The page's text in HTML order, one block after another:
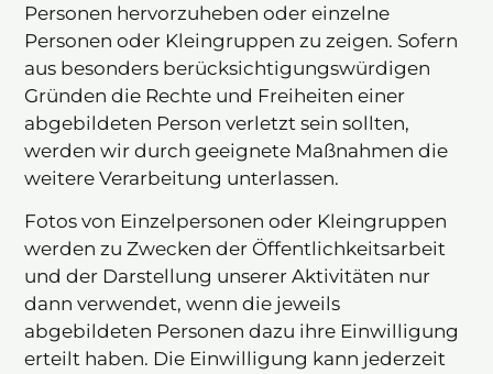
Personen hervorzuheben oder einzelne
Personen oder Kleingruppen zu zeigen. Sofern
aus besonders berücksichtigungswürdigen
Gründen die Rechte und Freiheiten einer
abgebildeten Person verletzt sein sollten,
werden wir durch geeignete Maßnahmen die
weitere Verarbeitung unterlassen.
Fotos von Einzelpersonen oder Kleingruppen
werden zu Zwecken der Öffentlichkeitsarbeit
und der Darstellung unserer Aktivitäten nur
dann verwendet, wenn die jeweils
abgebildeten Personen dazu ihre Einwilligung
erteilt haben. Die Einwilligung kann jederzeit